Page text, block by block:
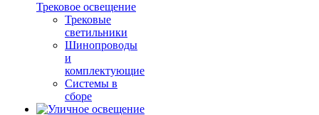
Трековое освещение
Трековые
светильники
Шинопроводы
и
комплектующие
Системы в
сборе